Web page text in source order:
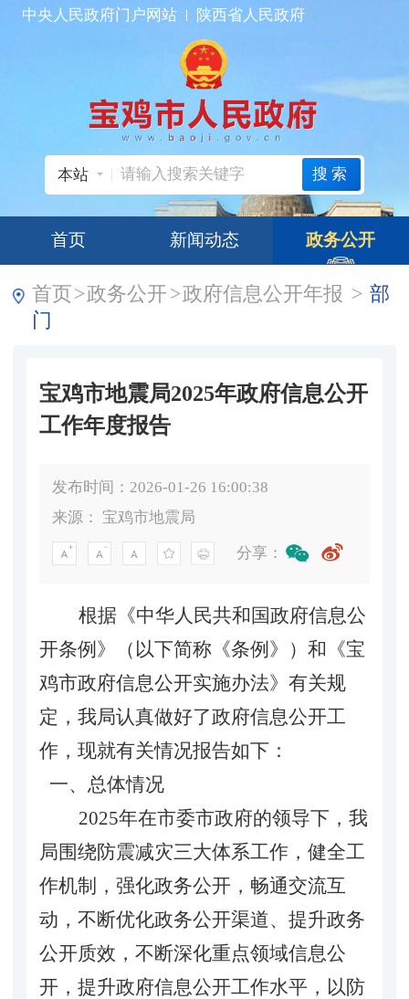
中央人民政府门户网站 陕西省人民政府
本站 搜索
首页 新闻动态 政务公开
首页>政务公开 >政府信息公开年报 > 部
门
宝鸡市地震局2025年政府信息公开
工作年度报告
发布时间：2026-01-26 16:00:38
来源： 宝鸡市地震局
分享：
根据《中华人民共和国政府信息公
开条例》（以下简称《条例》）和《宝
鸡市政府信息公开实施办法》有关规
定， 我局认真做好了政府信息公开工
作，现就有关情况报告如下：
一、总体情况
2025年在市委市政府的领导下 ， 我
局围绕防震减灾三大体系工作， 健全工
作机制， 强化政务公开， 畅通交流互
动， 不断优化政务公开渠道、提升政务
公开质效， 不断深化重点领域信息公
开 ， 提升政府信息公开工作水平，以防